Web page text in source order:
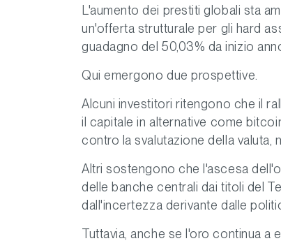
L'aumento dei prestiti globali sta
un'offerta strutturale per gli hard
guadagno del 50,03% da inizio
Qui emergono due prospettive.
Alcuni investitori ritengono che il
il capitale in alternative come
contro la svalutazione della valuta,
Altri sostengono che l'ascesa
delle banche centrali dai titoli del
dall'incertezza derivante dalle
Tuttavia, anche se l'oro continua a